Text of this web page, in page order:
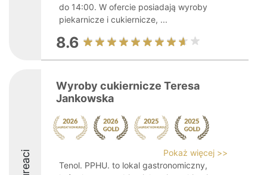
do 14:00. W ofercie posiadają wyroby
piekarnicze i cukiernicze, ...
8.6
Wyroby cukiernicze Teresa
Jankowska
Pokaż więcej >>
Tenol. PPHU. to lokal gastronomiczny,